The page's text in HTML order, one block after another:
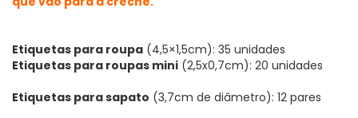
Etiquetas para roupa (4,5×1,5cm): 35 unidades
Etiquetas para roupas mini (2,5x0,7cm): 20 unidades
Etiquetas para sapato (3,7cm de diâmetro): 12 pares